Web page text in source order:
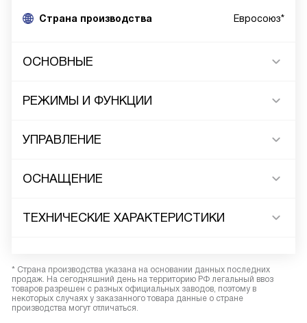
Страна производства Евросоюз*
ОСНОВНЫЕ
РЕЖИМЫ И ФУНКЦИИ
УПРАВЛЕНИЕ
ОСНАЩЕНИЕ
ТЕХНИЧЕСКИЕ ХАРАКТЕРИСТИКИ
* Страна производства указана на основании данных последних
продаж. На сегодняшний день на территорию РФ легальный ввоз
товаров разрешен с разных официальных заводов, поэтому в
некоторых случаях у заказанного товара данные о стране
производства могут отличаться.